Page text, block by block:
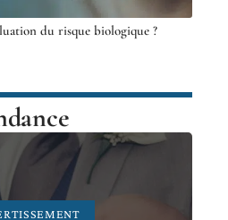
du risque biologique ?